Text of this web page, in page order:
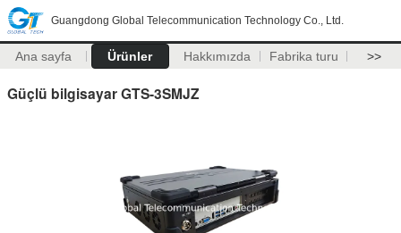
Guangdong Global Telecommunication Technology Co., Ltd.
Ana sayfa Ürünler Hakkımızda Fabrika turu >>
Güçlü bilgisayar GTS-3SMJZ